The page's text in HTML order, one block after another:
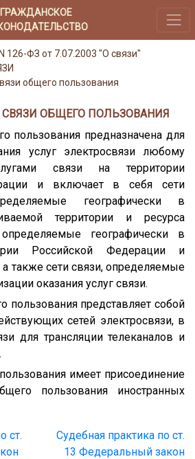
ГРАЖДАНСКОЕ
126-ФЗ от 7.07.2003 "О связи"
общего пользования
СВЯЗИ ОБЩЕГО ПОЛЬЗОВАНИЯ
пользования предназначена для
услуг электросвязи любому
связи на территории
и включает в себя сети
географически в
территории и ресурса
географически в
Российской Федерации и
также сети связи, определяемые
оказания услуг связи.
пользования представляет собой
сетей электросвязи, в
для трансляции телеканалов и
имеет присоединение
пользования иностранных
ст.
Судебная практика по ст.
13 Федеральный закон